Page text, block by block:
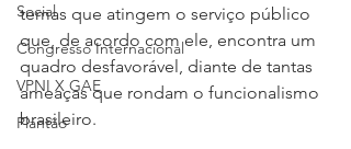
Social
Congresso Internacional
VPNI X GAE
Plantão
temas que atingem o serviço público
que, de acordo com ele, encontra um
quadro desfavorável, diante de tantas
ameaças que rondam o funcionalismo
brasileiro.